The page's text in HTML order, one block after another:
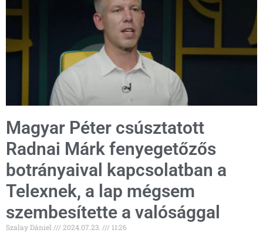
Magyar Péter csúsztatott
Radnai Márk fenyegetőzős
botrányaival kapcsolatban a
Telexnek, a lap mégsem
szembesítette a valósággal
Szalay Dániel 2024.07.23. 11:26